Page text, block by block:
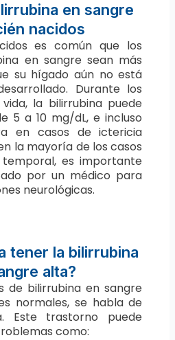
en sangre
nacidos
es común que los
en sangre sean más
su hígado aún no está
Durante los
la bilirrubina puede
5 a 10 mg/dL, e incluso
en casos de ictericia
la mayoría de los casos
es importante
por un médico para
neurológicas.
tener la bilirrubina
alta?
de bilirrubina en sangre
normales, se habla de
Este trastorno puede
como: